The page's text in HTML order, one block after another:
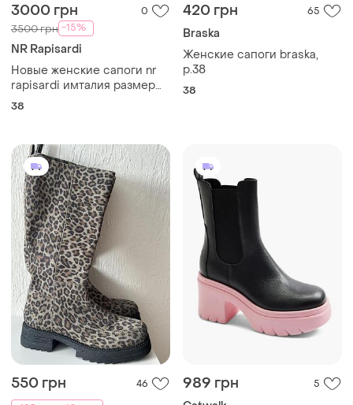
3000 грн 0
3500 грн -15%
NR Rapisardi
Новые женские сапоги nr
rapisardi имталия размер
38
38
420 грн 65
Braska
Женские сапоги braska,
р.38
38
550 грн
46
989 грн 5